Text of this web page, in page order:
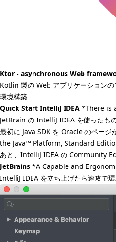
Ktor - asynchronous Web
Kotlin 製の Web アプリケーションの
環境構築
Quick Start IntelliJ IDEA *There is
JetBrain の IntelliJ IDEA を使ったも
最初に Java SDK を Oracle のページ
the Java™ Platform, Standard
あと、IntelliJ IDEA の Community
JetBrains *A Capable and
IntelliJ IDEA を立ち上げたら速攻で